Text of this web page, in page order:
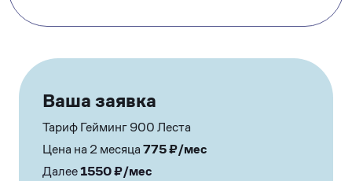
Ваша заявка
Тариф Гейминг 900 Леста
Цена на 2 месяца775₽/мес
Далее1550₽/мес